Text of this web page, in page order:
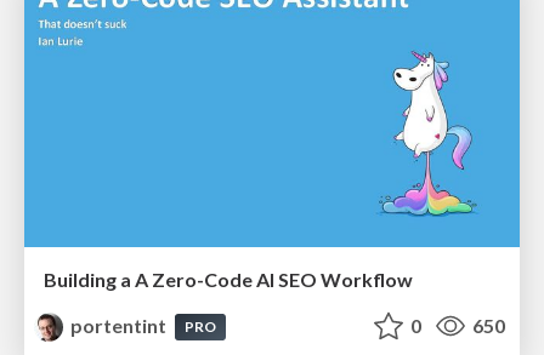
Building a A Zero-Code AI SEO Workflow
portentint
PRO 0 650